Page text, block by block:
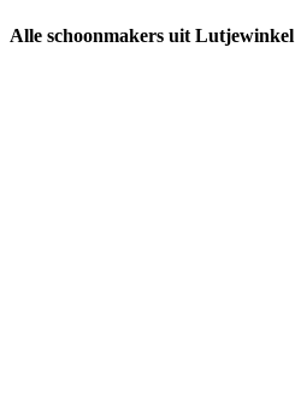
Alle schoonmakers uit Lutjewinkel